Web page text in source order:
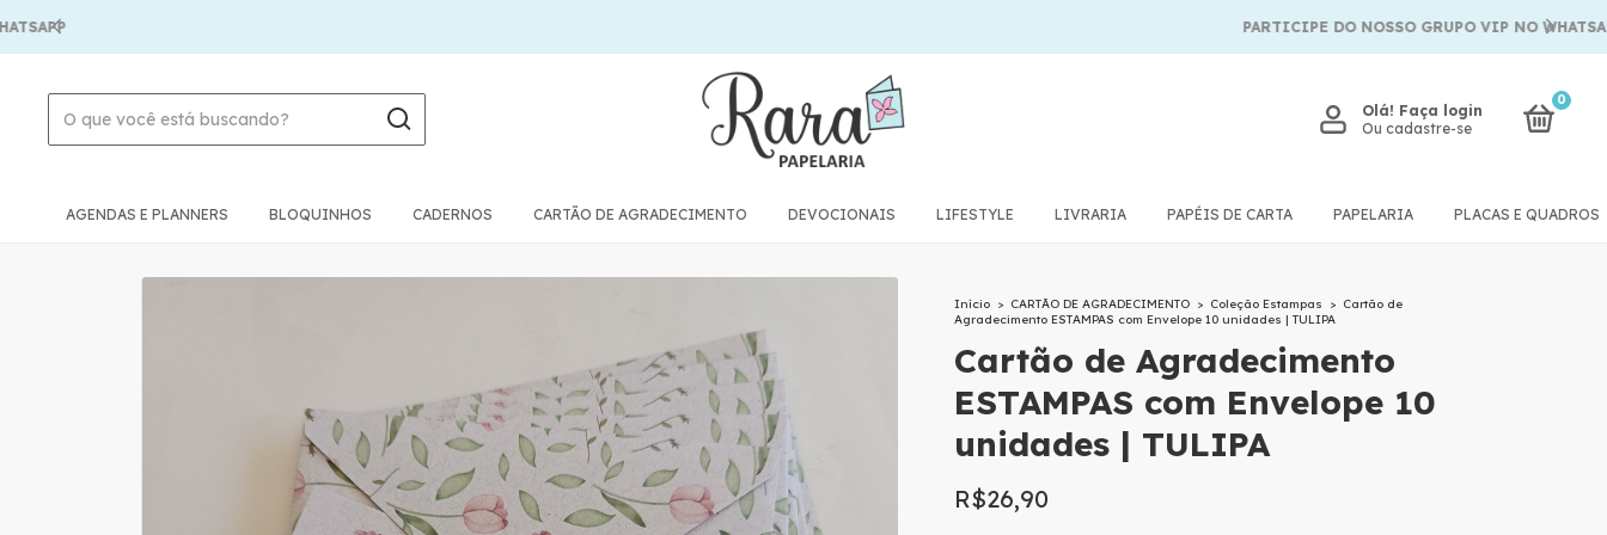
PARTICIPE DO NOSSO GRUPO VIP NO WHATSAPP
Olá! Faça login
Ou cadastre-se
0
AGENDAS E PLANNERS BLOQUINHOS CADERNOS CARTÃO DE AGRADECIMENTO DEVOCIONAIS LIFESTYLE LIVRARIA PAPÉIS DE CARTA PAPELARIA PLACAS E QUADROS
Início > CARTÃO DE AGRADECIMENTO > Coleção Estampas > Cartão de
Agradecimento ESTAMPAS com Envelope 10 unidades | TULIPA
Cartão de Agradecimento
ESTAMPAS com Envelope 10
unidades | TULIPA
R$26,90